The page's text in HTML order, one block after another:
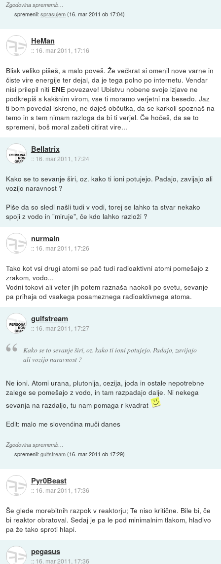
Zgodovina sprememb…
spremenil:sprasujem(16. mar 2011 ob 17:04)
HeMan
:: 16. mar 2011, 17:16
Blisk veliko pišeš, a malo poveš. Že večkrat si omenil nove varne in
čiste vire energije ter dejal, da je tega polno po internetu. Vendar
nisi prilepil niti ENE povezave! Ubistvu nobene svoje izjave ne
podkrepiš s kakšnim virom, vse ti moramo verjetni na besedo. Jaz
ti bom povedal iskreno, ne daješ občutka, da se karkoli spoznaš na
temo in s tem nimam razloga da bi ti verjel. Če hočeš, da se to
spremeni, boš moral začeti citirat vire...
Bellatrix
:: 16. mar 2011, 17:24
Kako se to sevanje širi, oz. kako ti ioni potujejo. Padajo, zavijajo ali
vozijo naravnost ?
Piše da so sledi našli tudi v vodi, torej se lahko ta stvar nekako
spoji z vodo in "miruje", če kdo lahko razloži ?
nurmaln
:: 16. mar 2011, 17:26
Tako kot vsi drugi atomi se pač tudi radioaktivni atomi pomešajo z
zrakom, vodo...
Vodni tokovi ali veter jih potem raznaša naokoli po svetu, sevanje
pa prihaja od vsakega posameznega radioaktivnega atoma.
gulfstream
:: 16. mar 2011, 17:27
Kako se to sevanje širi, oz. kako ti ioni potujejo. Padajo, zavijajo
ali vozijo naravnost ?
Ne ioni. Atomi urana, plutonija, cezija, joda in ostale nepotrebne
zalege se pomešajo z vodo, in tam razpadajo dalje. Ni nekega
sevanja na razdaljo, tu nam pomaga r kvadrat
Edit: malo me slovenćina muči danes
Zgodovina sprememb…
spremenil:gulfstream(16. mar 2011 ob 17:29)
Pyr0Beast
:: 16. mar 2011, 17:36
Še glede morebitnih razpok v reaktorju; Te niso kritične. Bile bi, če
bi reaktor obratoval. Sedaj je pa le pod minimalnim tlakom, hladivo
pa že tako sproti hlapi.
pegasus
:: 16. mar 2011, 17:36